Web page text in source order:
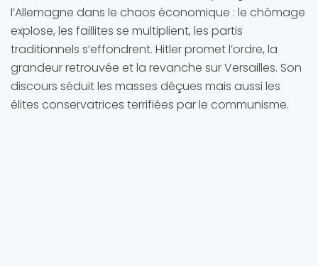
l’Allemagne dans le chaos économique : le chômage
explose, les faillites se multiplient, les partis
traditionnels s’effondrent. Hitler promet l’ordre, la
grandeur retrouvée et la revanche sur Versailles. Son
discours séduit les masses déçues mais aussi les
élites conservatrices terrifiées par le communisme.